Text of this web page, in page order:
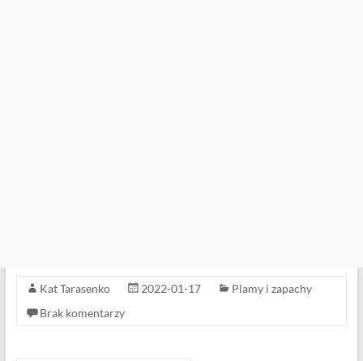
Kat Tarasenko 2022-01-17
Plamy i zapachy
Brak komentarzy